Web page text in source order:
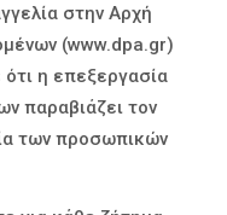
στην Αρχή
(www.dpa.gr)
η επεξεργασία
παραβιάζει τον
των προσωπικών